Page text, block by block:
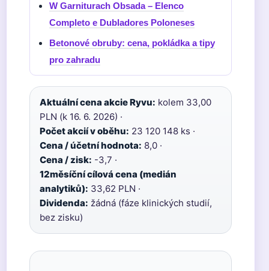
W Garniturach Obsada – Elenco
Completo e Dubladores Poloneses
Betonové obruby: cena, pokládka a tipy
pro zahradu
Aktuální cena akcie Ryvu: kolem 33,00
PLN (k 16. 6. 2026) ·
Počet akcií v oběhu: 23 120 148 ks ·
Cena / účetní hodnota: 8,0 ·
Cena / zisk: -3,7 ·
12měsíční cílová cena (medián
analytiků): 33,62 PLN ·
Dividenda: žádná (fáze klinických studií,
bez zisku)